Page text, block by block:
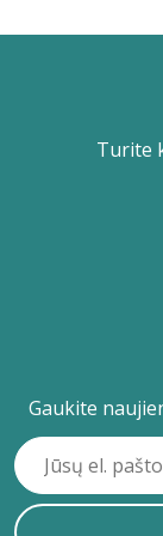
Turite
Gaukite